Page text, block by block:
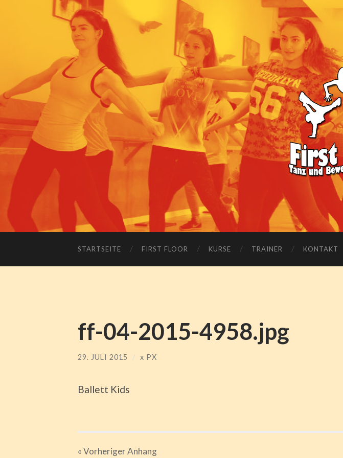
STARTSEITE FIRST FLOOR KURSE TRAINER KONTAKT
ff-04-2015-4958.jpg
29. JULI 2015 / x PX
Ballett Kids
« VorherigerAnhang